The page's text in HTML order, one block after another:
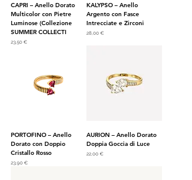
CAPRI – Anello Dorato
Multicolor con Pietre
Luminose (Collezione
SUMMER COLLECTI
Prezzo
23,50 €
KALYPSO – Anello
Argento con Fasce
Intrecciate e Zirconi
Prezzo
28,00 €
PORTOFINO – Anello
Dorato con Doppio
Cristallo Rosso
Prezzo
23,90 €
AURION – Anello Dorato
Doppia Goccia di Luce
Prezzo
22,00 €